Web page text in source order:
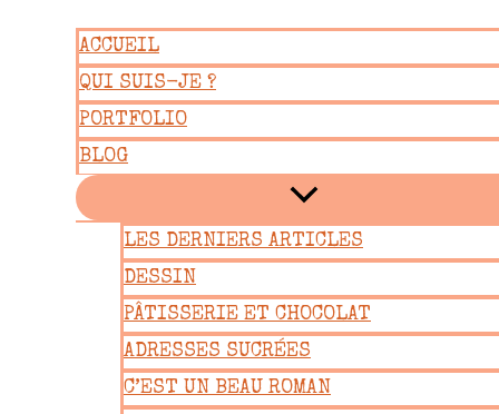
contenu
ACCUEIL
QUI SUIS-JE ?
PORTFOLIO
BLOG
LES DERNIERS ARTICLES
DESSIN
PÂTISSERIE ET CHOCOLAT
ADRESSES SUCRÉES
C’EST UN BEAU ROMAN